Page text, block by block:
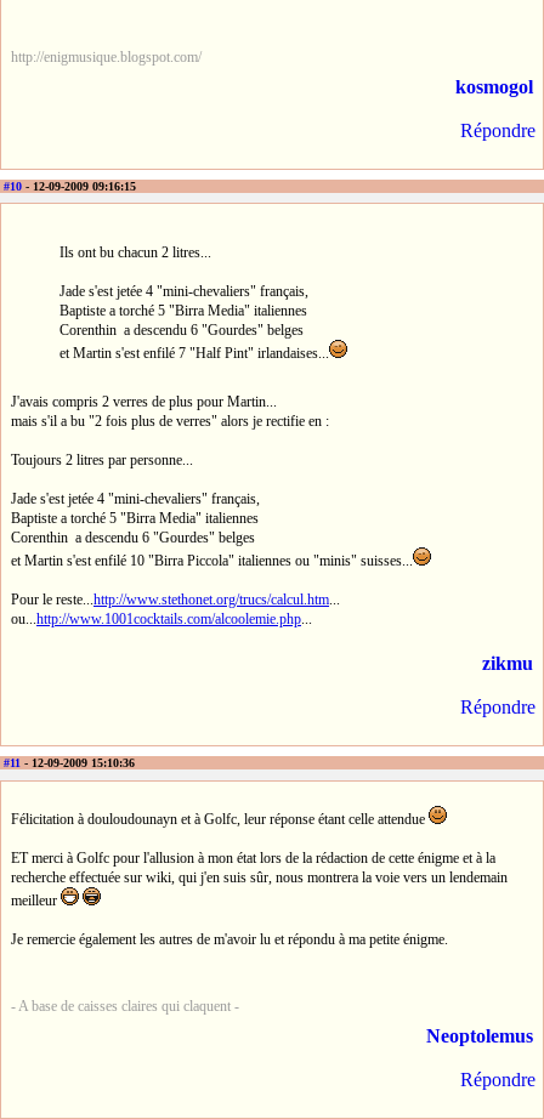
http://enigmusique.blogspot.com/
kosmogol
Répondre
#10 - 12-09-2009 09:16:15
Ils ont bu chacun 2 litres...
Jade s'est jetée 4 "mini-chevaliers" français,
Baptiste a torché 5 "Birra Media" italiennes
Corenthin a descendu 6 "Gourdes" belges
et Martin s'est enfilé 7 "Half Pint" irlandaises...
J'avais compris 2 verres de plus pour Martin...
mais s'il a bu "2 fois plus de verres" alors je rectifie en :
Toujours 2 litres par personne...
Jade s'est jetée 4 "mini-chevaliers" français,
Baptiste a torché 5 "Birra Media" italiennes
Corenthin a descendu 6 "Gourdes" belges
et Martin s'est enfilé 10 "Birra Piccola" italiennes ou "minis" suisses...
Pour le reste...http://www.stethonet.org/trucs/calcul.htm...
ou...http://www.1001cocktails.com/alcoolemie.php...
zikmu
Répondre
#11 - 12-09-2009 15:10:36
Félicitation à douloudounayn et à Golfc, leur réponse étant celle attendue
ET merci à Golfc pour l'allusion à mon état lors de la rédaction de cette énigme et à la
recherche effectuée sur wiki, qui j'en suis sûr, nous montrera la voie vers un lendemain
meilleur
Je remercie également les autres de m'avoir lu et répondu à ma petite énigme.
- A base de caisses claires qui claquent -
Neoptolemus
Répondre